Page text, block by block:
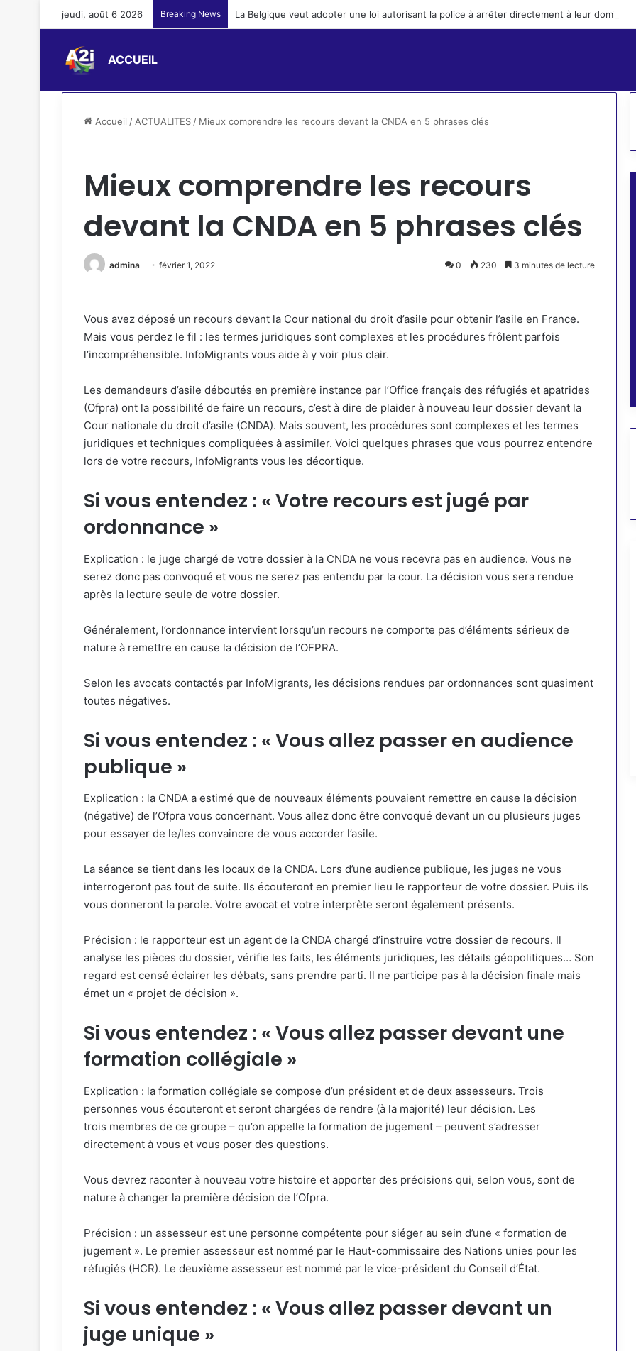
jeudi, août 6 2026 Breaking News La Belgique veut adopter une loi autorisant la police à arrêter directement à leur domicile
ACCUEIL
Accueil / ACTUALITES / Mieux comprendre les recours devant la CNDA en 5 phrases clés
Mieux comprendre les recours
devant la CNDA en 5 phrases clés
admina février 1, 2022 0 230 3 minutes de lecture
Vous avez déposé un recours devant la Cour national du droit d’asile pour obtenir l’asile en France.
Mais vous perdez le fil : les termes juridiques sont complexes et les procédures frôlent parfois
l’incompréhensible. InfoMigrants vous aide à y voir plus clair.
Les demandeurs d’asile déboutés en première instance par l’Office français des réfugiés et apatrides
(Ofpra) ont la possibilité de faire un recours, c’est à dire de plaider à nouveau leur dossier devant la
Cour nationale du droit d’asile (CNDA). Mais souvent, les procédures sont complexes et les termes
juridiques et techniques compliquées à assimiler. Voici quelques phrases que vous pourrez entendre
lors de votre recours, InfoMigrants vous les décortique.
Si vous entendez : « Votre recours est jugé par
ordonnance »
Explication : le juge chargé de votre dossier à la CNDA ne vous recevra pas en audience. Vous ne
serez donc pas convoqué et vous ne serez pas entendu par la cour. La décision vous sera rendue
après la lecture seule de votre dossier.
Généralement, l’ordonnance intervient lorsqu’un recours ne comporte pas d’éléments sérieux de
nature à remettre en cause la décision de l’OFPRA.
Selon les avocats contactés par InfoMigrants, les décisions rendues par ordonnances sont quasiment
toutes négatives.
Si vous entendez : « Vous allez passer en audience
publique »
Explication : la CNDA a estimé que de nouveaux éléments pouvaient remettre en cause la décision
(négative) de l’Ofpra vous concernant. Vous allez donc être convoqué devant un ou plusieurs juges
pour essayer de le/les convaincre de vous accorder l’asile.
La séance se tient dans les locaux de la CNDA. Lors d’une audience publique, les juges ne vous
interrogeront pas tout de suite. Ils écouteront en premier lieu le rapporteur de votre dossier. Puis ils
vous donneront la parole. Votre avocat et votre interprète seront également présents.
Précision : le rapporteur est un agent de la CNDA chargé d’instruire votre dossier de recours. Il
analyse les pièces du dossier, vérifie les faits, les éléments juridiques, les détails géopolitiques… Son
regard est censé éclairer les débats, sans prendre parti. Il ne participe pas à la décision finale mais
émet un « projet de décision ».
Si vous entendez : « Vous allez passer devant une
formation collégiale »
Explication : la formation collégiale se compose d’un président et de deux assesseurs. Trois
personnes vous écouteront et seront chargées de rendre (à la majorité) leur décision. Les
trois membres de ce groupe – qu’on appelle la formation de jugement – peuvent s’adresser
directement à vous et vous poser des questions.
Vous devrez raconter à nouveau votre histoire et apporter des précisions qui, selon vous, sont de
nature à changer la première décision de l’Ofpra.
Précision : un assesseur est une personne compétente pour siéger au sein d’une « formation de
jugement ». Le premier assesseur est nommé par le Haut-commissaire des Nations unies pour les
réfugiés (HCR). Le deuxième assesseur est nommé par le vice-président du Conseil d’État.
Si vous entendez : « Vous allez passer devant un
juge unique »